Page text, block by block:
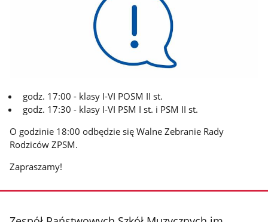
godz. 17:00 - klasy I-VI POSM II st.
godz. 17:30 - klasy I-VI PSM I st. i PSM II st.
O godzinie 18:00 odbędzie się Walne Zebranie Rady
Rodziców ZPSM.
Zapraszamy!